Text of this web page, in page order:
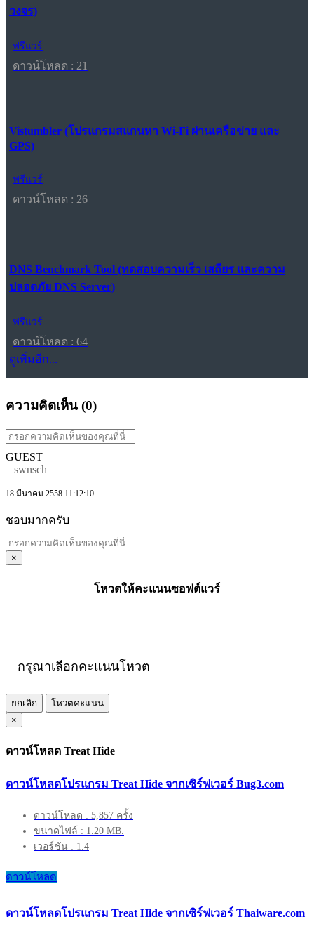
วงจร)
ฟรีแวร์
ดาวน์โหลด : 21
Vistumbler (โปรแกรมสแกนหา Wi-Fi ผ่านเครือข่าย และ
GPS)
ฟรีแวร์
ดาวน์โหลด : 26
DNS Benchmark Tool (ทดสอบความเร็ว เสถียร และความ
ปลอดภัย DNS Server)
ฟรีแวร์
ดาวน์โหลด : 64
ดูเพิ่มอีก...
ความคิดเห็น (0)
GUEST
swnsch
18 มีนาคม 2558 11:12:10
ชอบมากครับ
×
โหวตให้คะแนนซอฟต์แวร์
กรุณาเลือกคะแนนโหวต
ยกเลิก
โหวตคะแนน
×
ดาวน์โหลด Treat Hide
ดาวน์โหลดโปรแกรม Treat Hide จากเซิร์ฟเวอร์ Bug3.com
ดาวน์โหลด : 5,857 ครั้ง
ขนาดไฟล์ : 1.20 MB.
เวอร์ชัน : 1.4
ดาวน์โหลด
ดาวน์โหลดโปรแกรม Treat Hide จากเซิร์ฟเวอร์ Thaiware.com